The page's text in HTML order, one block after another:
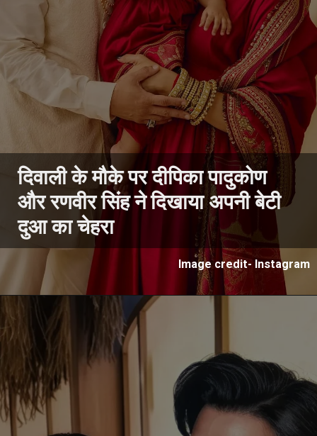
Image credit- Instagram
दिवाली के मौके पर दीपिका पादुकोण
और रणवीर सिंह ने दिखाया अपनी बेटी
दुआ का चेहरा